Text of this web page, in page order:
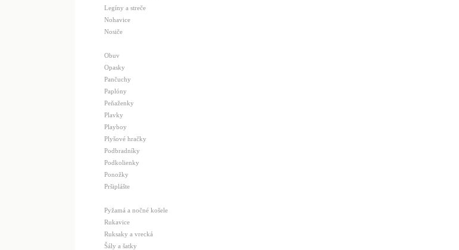
Legíny a streče
Nohavice
Nosiče
Obuv
Opasky
Pančuchy
Paplóny
Peňaženky
Plavky
Playboy
Plyšové hračky
Podbradníky
Podkolienky
Ponožky
Pršiplášte
Pyžamá a nočné košele
Rukavice
Ruksaky a vrecká
Šály a šatky